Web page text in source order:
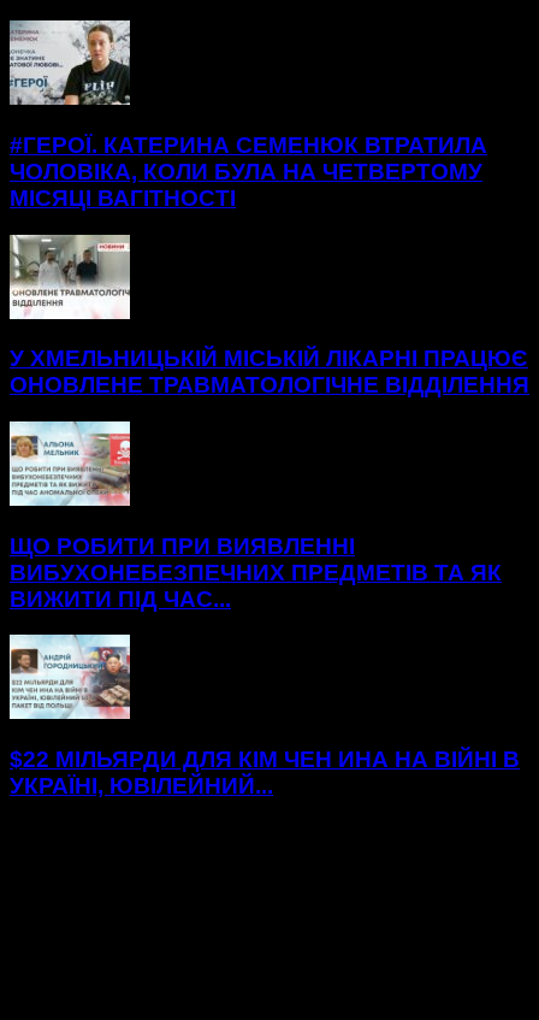
#ГЕРОЇ. КАТЕРИНА СЕМЕНЮК ВТРАТИЛА
ЧОЛОВІКА, КОЛИ БУЛА НА ЧЕТВЕРТОМУ
МІСЯЦІ ВАГІТНОСТІ
У ХМЕЛЬНИЦЬКІЙ МІСЬКІЙ ЛІКАРНІ ПРАЦЮЄ
ОНОВЛЕНЕ ТРАВМАТОЛОГІЧНЕ ВІДДІЛЕННЯ
ЩО РОБИТИ ПРИ ВИЯВЛЕННІ
ВИБУХОНЕБЕЗПЕЧНИХ ПРЕДМЕТІВ ТА ЯК
ВИЖИТИ ПІД ЧАС...
$22 МІЛЬЯРДИ ДЛЯ КІМ ЧЕН ИНА НА ВІЙНІ В
УКРАЇНІ, ЮВІЛЕЙНИЙ...